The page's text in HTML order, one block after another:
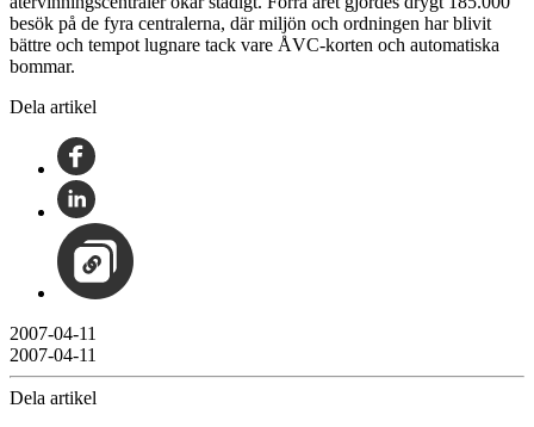
besök på de fyra centralerna, där miljön och ordningen har blivit
bättre och tempot lugnare tack vare ÅVC-korten och automatiska
bommar.
Dela artikel
2007-04-11
2007-04-11
Dela artikel